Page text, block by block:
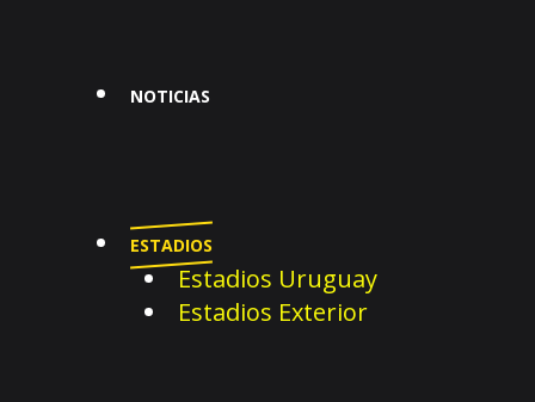
NOTICIAS
ESTADIOS
Estadios Uruguay
Estadios Exterior